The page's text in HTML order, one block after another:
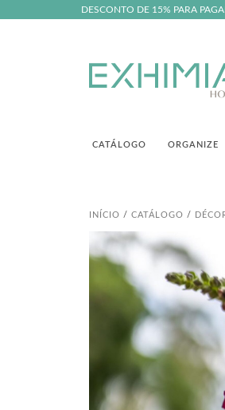
DESCONTO DE 15% PARA
CATÁLOGO ORGANIZE
INÍCIO / CATÁLOGO /